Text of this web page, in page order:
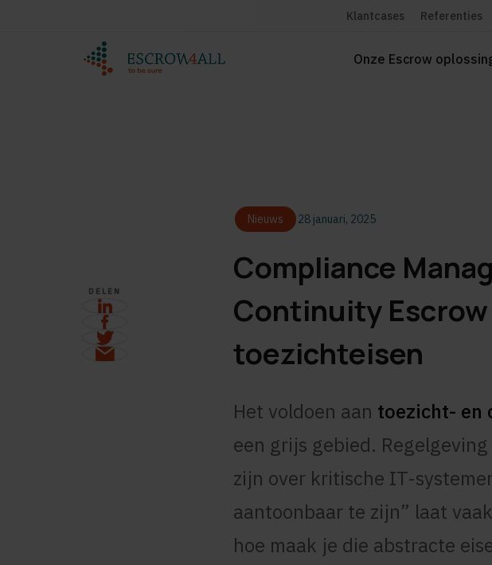
Klantcases Referenties
Onze Escrow
Nieuws 28 januari, 2025
Compliance
Continuity
toezichteisen
Het voldoen aan toezicht- en
een grijs gebied.
zijn over kritische IT-
aantoonbaar te zijn” laat
hoe maak je die abstracte
DELEN